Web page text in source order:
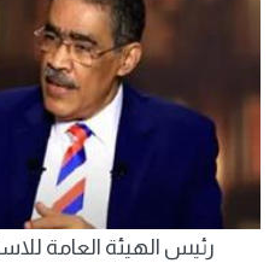
رئيس الهيئة العامة